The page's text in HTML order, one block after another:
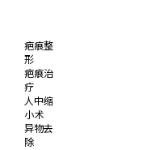
疤痕整
形
疤痕治
疗
人中缩
小术
异物去
除